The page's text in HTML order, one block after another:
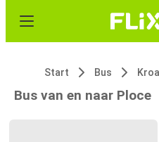
Start Bus
Bus van en naar Ploce